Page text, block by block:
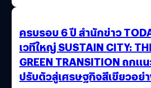
ครบรอบ 6 ปี สำนักข่าว
เวทีใหญ่ SUSTAIN CITY:
GREEN TRANSITION ถกแ
ปรับตัวสู่เศรษฐกิจสีเขียวอย่